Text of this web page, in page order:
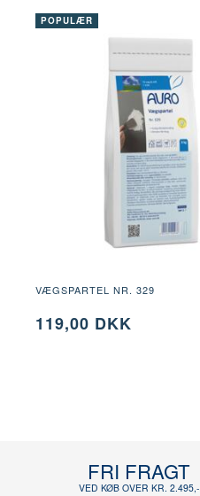
POPULÆR
VÆGSPARTEL NR. 329
119,00 DKK
FRI FRAGT
VED KØB OVER KR. 2.495,-